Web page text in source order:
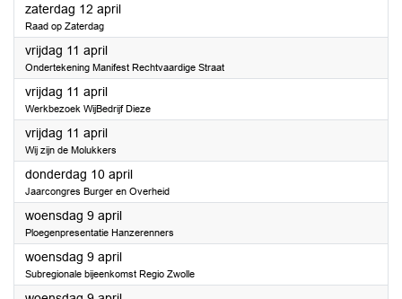
zaterdag 12 april2025
Raad op Zaterdag
vrijdag 11 april2025
Ondertekening Manifest Rechtvaardige Straat
vrijdag 11 april2025
Werkbezoek WijBedrijf Dieze
vrijdag 11 april2025
Wij zijn de Molukkers
donderdag 10 april2025
Jaarcongres Burger en Overheid
woensdag 9 april2025
Ploegenpresentatie Hanzerenners
woensdag 9 april2025
Subregionale bijeenkomst Regio Zwolle